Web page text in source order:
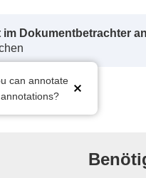
Dokumentbetrachter
can annotate
der